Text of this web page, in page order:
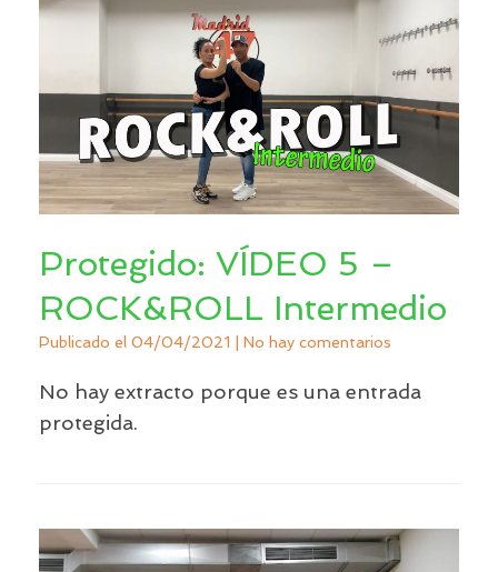
Protegido: VÍDEO 5 –
ROCK&ROLL Intermedio
Publicado el 04/04/2021 | No hay comentarios
No hay extracto porque es una entrada
protegida.